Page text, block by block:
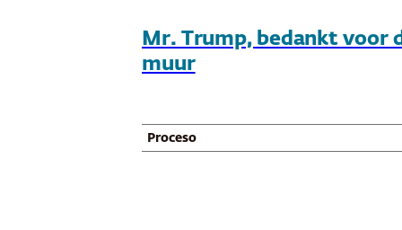
Mr. Trump, bedankt voor
muur
Proceso